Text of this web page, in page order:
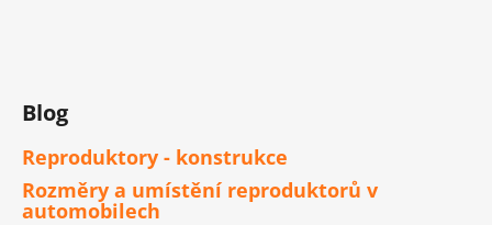
Blog
Reproduktory - konstrukce
Rozměry a umístění reproduktorů v
automobilech